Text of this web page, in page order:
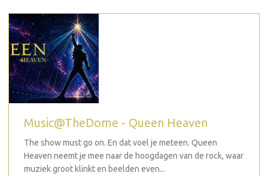
Music@TheDome - Queen Heaven
The show must go on. En dat voel je meteen. Queen
Heaven neemt je mee naar de hoogdagen van de rock, waar
muziek groot klinkt en beelden even...